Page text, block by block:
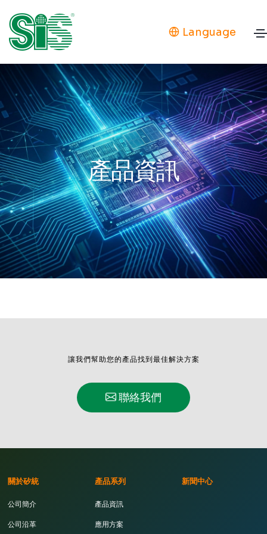
Language
產品資訊
讓我們幫助您的產品找到最佳解決方案
聯絡我們
關於矽統
公司簡介
公司沿革
產品系列
產品資訊
應用方案
新聞中心